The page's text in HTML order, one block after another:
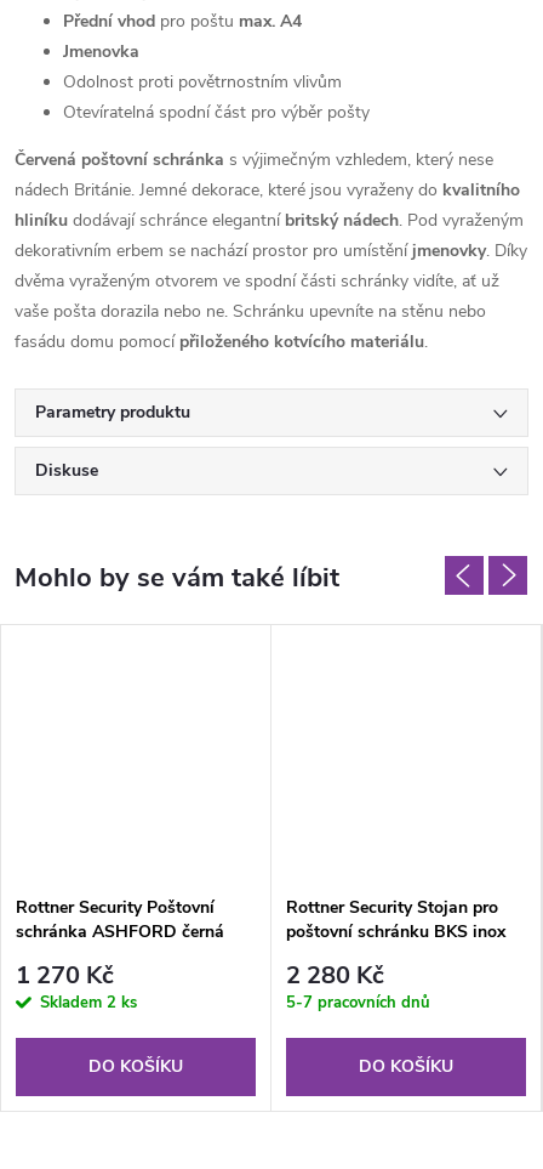
Přední vhod pro poštu max. A4
Jmenovka
Odolnost proti povětrnostním vlivům
Otevíratelná spodní část pro výběr pošty
Červená poštovní schránka s výjimečným vzhledem, který nese
nádech Británie. Jemné dekorace, které jsou vyraženy do kvalitního
hliníku dodávají schránce elegantní britský nádech. Pod vyraženým
dekorativním erbem se nachází prostor pro umístění jmenovky. Díky
dvěma vyraženým otvorem ve spodní části schránky vidíte, ať už
vaše pošta dorazila nebo ne. Schránku upevníte na stěnu nebo
fasádu domu pomocí přiloženého kotvícího materiálu.
Parametry produktu
Diskuse
Rottner Security Poštovní
schránka ASHFORD černá
1 270 Kč
Skladem 2 ks
DO KOŠÍKU
Rottner Security Stojan pro
poštovní schránku BKS inox
2 280 Kč
5-7 pracovních dnů
DO KOŠÍKU